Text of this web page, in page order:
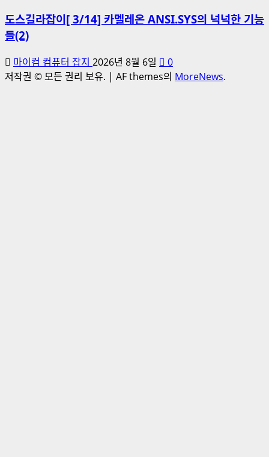
도스길라잡이[ 3/14] 카멜레온 ANSI.SYS의 넉넉한 기능
들(2)
마이컴 컴퓨터 잡지 2026년 8월 6일
0
저작권 © 모든 권리 보유. | AF themes의 MoreNews.